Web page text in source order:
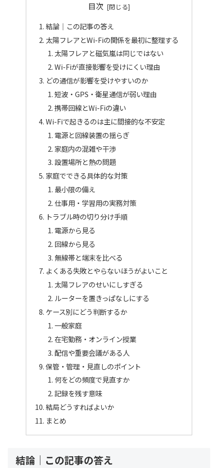
目次
結論｜この記事の答え
太陽フレアとWi-Fiの関係を最初に整理する
太陽フレアと磁気嵐は同じではない
Wi-Fiが直接影響を受けにくい理由
どの通信が影響を受けやすいのか
短波・GPS・衛星通信が弱い理由
携帯回線とWi-Fiの違い
Wi-Fiで起きるのは主に間接的な不安定
電源と回線装置の揺らぎ
家庭内の混雑や干渉
設置場所と熱の問題
家庭でできる具体的な対策
最小限の備え
仕事用・学習用の実務対策
トラブル時の切り分け手順
電源から見る
回線から見る
無線帯と端末を比べる
よくある失敗とやらないほうがよいこと
太陽フレアのせいにしすぎる
ルーターを置きっぱなしにする
ケース別にどう判断するか
一般家庭
在宅勤務・オンライン授業
配信や重要会議がある人
保管・管理・見直しのポイント
何をどの頻度で見直すか
記録を残す意味
結局どうすればよいか
まとめ
結論｜この記事の答え